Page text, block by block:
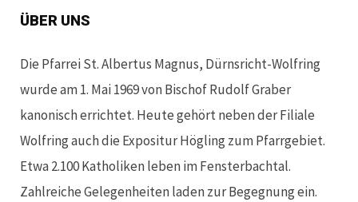
ÜBER UNS
Die Pfarrei St. Albertus Magnus, Dürnsricht-Wolfring
wurde am 1. Mai 1969 von Bischof Rudolf Graber
kanonisch errichtet. Heute gehört neben der Filiale
Wolfring auch die Expositur Högling zum Pfarrgebiet.
Etwa 2.100 Katholiken leben im Fensterbachtal.
Zahlreiche Gelegenheiten laden zur Begegnung ein.